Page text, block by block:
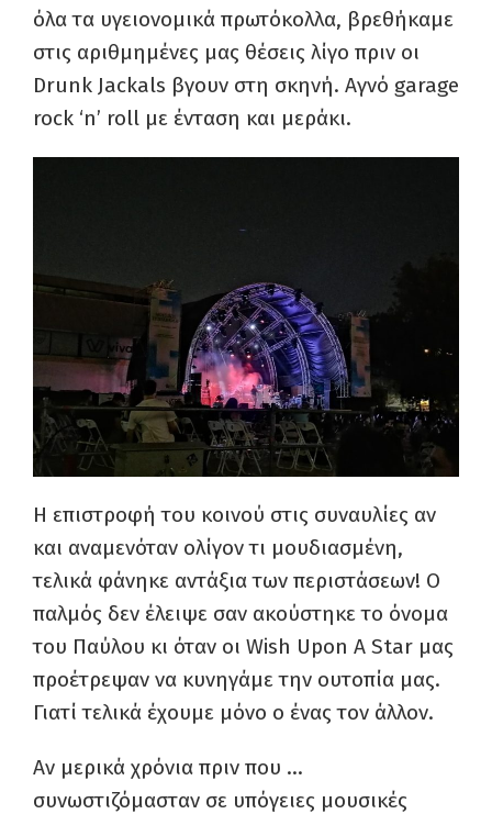
όλα τα υγειονομικά πρωτόκολλα, βρεθήκαμε
στις αριθμημένες μας θέσεις λίγο πριν οι
Drunk Jackals βγουν στη σκηνή. Αγνό garage
rock ‘n’ roll με ένταση και μεράκι.
Η επιστροφή του κοινού στις συναυλίες αν
και αναμενόταν ολίγον τι μουδιασμένη,
τελικά φάνηκε αντάξια των περιστάσεων! Ο
παλμός δεν έλειψε σαν ακούστηκε το όνομα
του Παύλου κι όταν οι Wish Upon A Star μας
προέτρεψαν να κυνηγάμε την ουτοπία μας.
Γιατί τελικά έχουμε μόνο ο ένας τον άλλον.
Αν μερικά χρόνια πριν που …
συνωστιζόμασταν σε υπόγειες μουσικές